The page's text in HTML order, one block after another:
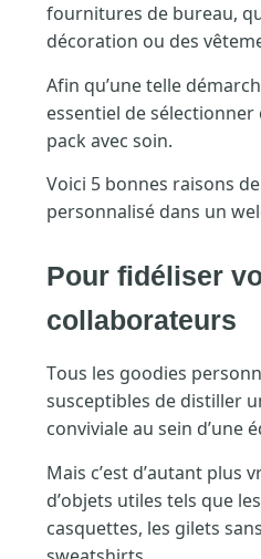
fournitures de bureau,
décoration ou des
Afin qu’une telle
essentiel de
pack avec soin.
Voici 5 bonnes raisons
personnalisé dans un
Pour fidéliser
collaborateurs
Tous les goodies
susceptibles de distiller
conviviale au sein d’une
Mais c’est d’autant plus
d’objets utiles tels que
casquettes, les gilets